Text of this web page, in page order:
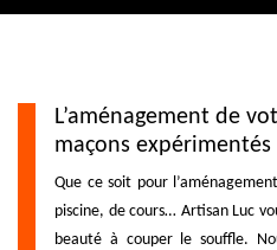
L’aménagement de
maçons expérimentés
Que ce soit pour
piscine, de cours… Artisan Luc
beauté à couper le souffle.